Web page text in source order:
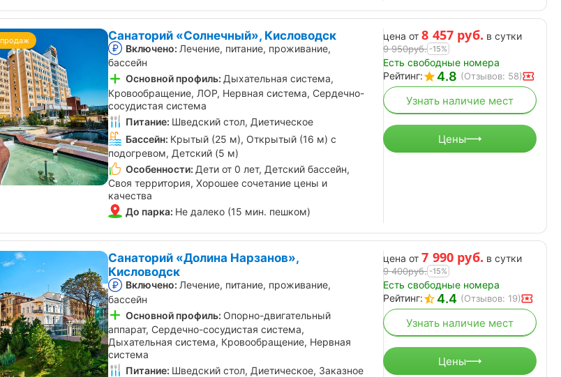
Санаторий «Солнечный», Кисловодск
Включено: Лечение, питание, проживание,
бассейн
Основной профиль: Дыхательная система,
Кровообращение, ЛОР, Нервная система, Сердечно-
сосудистая система
Питание: Шведский стол, Диетическое
Бассейн: Крытый (25 м), Открытый (16 м) с
подогревом, Детский (5 м)
Особенности: Дети от 0 лет, Детский бассейн,
Своя территория, Хорошее сочетание цены и
качества
До парка: Не далеко (15 мин. пешком)
цена от 8 457 руб. в сутки
9 950руб. -15%
Есть свободные номера
Рейтинг:
4.8 (Отзывов: 58)
Узнать наличие мест
Цены
Санаторий «Долина Нарзанов»,
Кисловодск
Включено: Лечение, питание, проживание,
бассейн
Основной профиль: Опорно-двигательный
аппарат, Сердечно-сосудистая система,
Дыхательная система, Кровообращение, Нервная
система
Питание: Шведский стол, Диетическое, Заказное
цена от 7 990 руб. в сутки
9 400руб. -15%
Есть свободные номера
Рейтинг:
4.4 (Отзывов: 19)
Узнать наличие мест
Цены